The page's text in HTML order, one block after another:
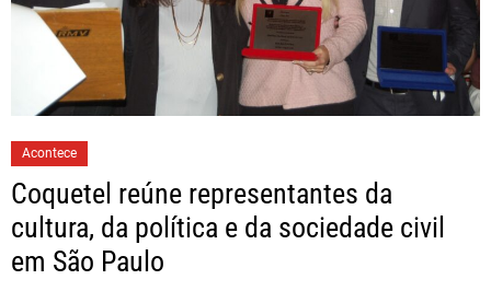
Acontece
Coquetel reúne representantes da
cultura, da política e da sociedade civil
em São Paulo